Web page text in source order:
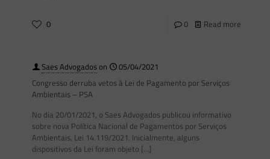
0 0 Read more
Saes Advogadoson
05/04/2021
Congresso derruba vetos à Lei de Pagamento por Serviços
Ambientais – PSA
No dia 20/01/2021, o Saes Advogados publicou informativo
sobre nova Política Nacional de Pagamentos por Serviços
Ambientais, Lei 14.119/2021. Inicialmente, alguns
dispositivos da Lei foram objeto […]